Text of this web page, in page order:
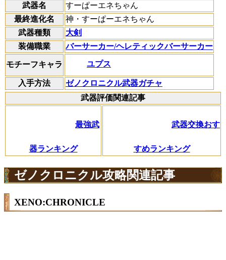
武器名
すーぱーエネちゃん
最終進化名
神・すーぱーエネちゃん
武器種類
大剣
装備職業
バーサーカー/ヘレティックバーサーカー
モチーフキャラ ユプス
入手方法
ゼノクロニクル武器ガチャ
武器評価関連記事
最強武
器ランキング
武器交換おす
すめランキング
ゼノクロニクル攻略関連記事
XENO:CHRONICLE